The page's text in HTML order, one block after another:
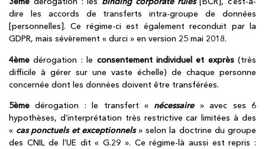
dire les accords de transferts intra-groupe de données
[personnelles]. Ce régime-ci est également reconduit par la
GDPR, mais sévèrement « durci » en version 25 mai 2018.
4ème dérogation : le consentement individuel et exprès(très
difficile à gérer sur une vaste échelle) de chaque personne
concernée dont les données doivent être transférées.
5ème dérogation : le transfert « nécessaire» avec ses 6
hypothèses, d’interprétation très restrictive car limitées à des
« cas ponctuels et exceptionnels» selon la doctrine du groupe
des CNIL de l’UE dit « G.29 ». Ce régime-là aussi est repris :